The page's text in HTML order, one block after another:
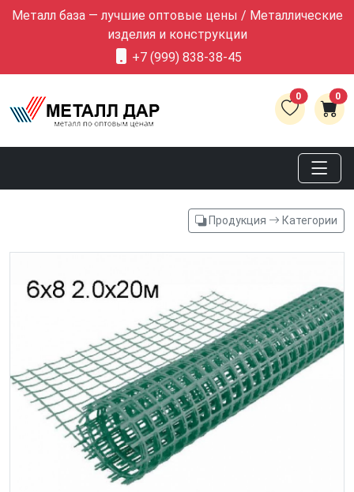
Металл база — лучшие оптовые цены / Металлические
изделия и конструкции
+7 (999) 838-38-45
0 0
Продукция Категории